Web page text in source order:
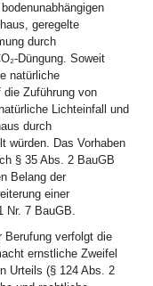
geregelte
durch
Düngung. Soweit
natürliche
Zuführung von
Lichteinfall und
durch
würden. Das Vorhaben
§ 35 Abs. 2 BauGB
Belang der
einer
Nr. 7 BauGB.
Berufung verfolgt die
ernstliche Zweifel
Urteils (§ 124 Abs. 2